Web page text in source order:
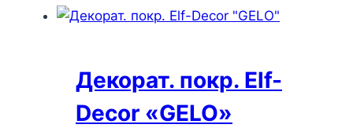
Декорат. покр. Elf-
Decor «GELO»